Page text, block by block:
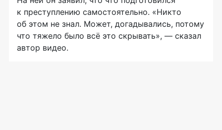
к преступлению самостоятельно. «Никто
об этом не знал. Может, догадывались, потому
что тяжело было всё это скрывать», — сказал
автор видео.